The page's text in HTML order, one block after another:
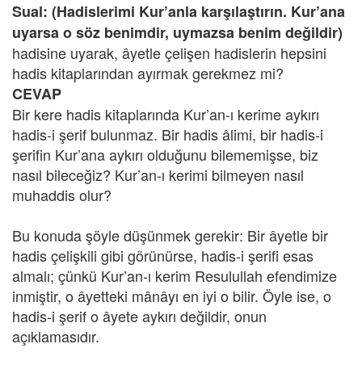
Sual: (Hadislerimi Kur’anla karşılaştırın. Kur’ana
uyarsa o söz benimdir, uymazsa benim değildir)
hadisine uyarak, âyetle çelişen hadislerin hepsini
hadis kitaplarından ayırmak gerekmez mi?
CEVAP
Bir kere hadis kitaplarında Kur’an-ı kerime aykırı
hadis-i şerif bulunmaz. Bir hadis âlimi, bir hadis-i
şerifin Kur’ana aykırı olduğunu bilememişse, biz
nasıl bileceğiz? Kur’an-ı kerimi bilmeyen nasıl
muhaddis olur?
Bu konuda şöyle düşünmek gerekir: Bir âyetle bir
hadis çelişkili gibi görünürse, hadis-i şerifi esas
almalı; çünkü Kur’an-ı kerim Resulullah efendimize
inmiştir, o âyetteki mânâyı en iyi o bilir. Öyle ise, o
hadis-i şerif o âyete aykırı değildir, onun
açıklamasıdır.